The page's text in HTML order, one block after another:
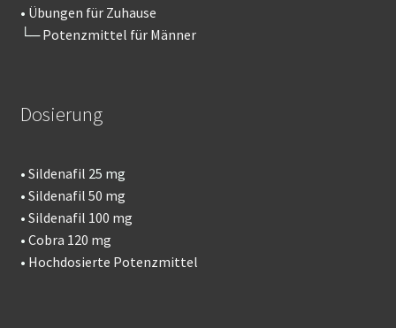
• Übungen für Zuhause
└─Potenzmittel für Männer
Dosierung
• Sildenafil 25 mg
• Sildenafil 50 mg
• Sildenafil 100 mg
• Cobra 120 mg
• Hochdosierte Potenzmittel